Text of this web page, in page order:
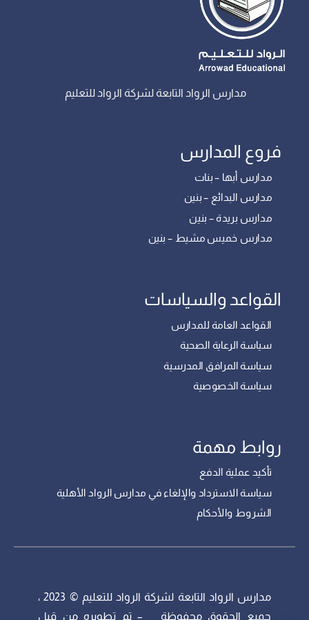
مدارس الرواد التابعة لشركة الرواد للتعليم
فروع المدارس
مدارس أبها – بنات
مدارس البدائع – بنين
مدارس بريدة – بنين
مدارس خميس مشيط – بنين
القواعد والسياسات
القواعد العامة للمدارس
سياسة الرعاية الصحية
سياسة المرافق المدرسية
سياسة الخصوصية
روابط مهمة
تأكيد عملية الدفع
سياسة الاسترداد والإلغاء في مدارس الرواد الأهلية
الشروط والأحكام
مدارس الرواد التابعة لشركة الرواد للتعليم © 2023 ،
جميع الحقوق محفوظة – تم تطويره من قبل